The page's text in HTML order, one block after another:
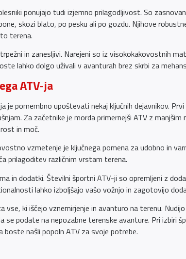
ponujajo tudi izjemno prilagodljivost. So
skozi blato, po pesku ali po gozdu. Njihove
terena.
in zanesljivi. Narejeni so iz visokokakovostnih
lahko dolgo uživali v avanturah brez skrbi za
ATV-ja
je pomembno upoštevati nekaj ključnih dejavnikov.
Za začetnike je morda primernejši ATV z
in moč.
vzmetenje je ključnega pomena za udobno in
prilagoditev različnim vrstam terena.
in dodatki. Številni športni ATV-ji so opremljeni z
lahko izboljšajo vašo vožnjo in zagotovijo
vse, ki iščejo vznemirjenje in avanturo na terenu.
se podate na nepozabne terenske avanture. Pri izbiri
našli popoln ATV za svoje potrebe.